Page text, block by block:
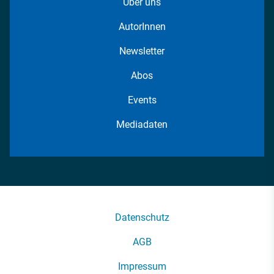
AutorInnen
Newsletter
Abos
Events
Mediadaten
Datenschutz
AGB
Impressum